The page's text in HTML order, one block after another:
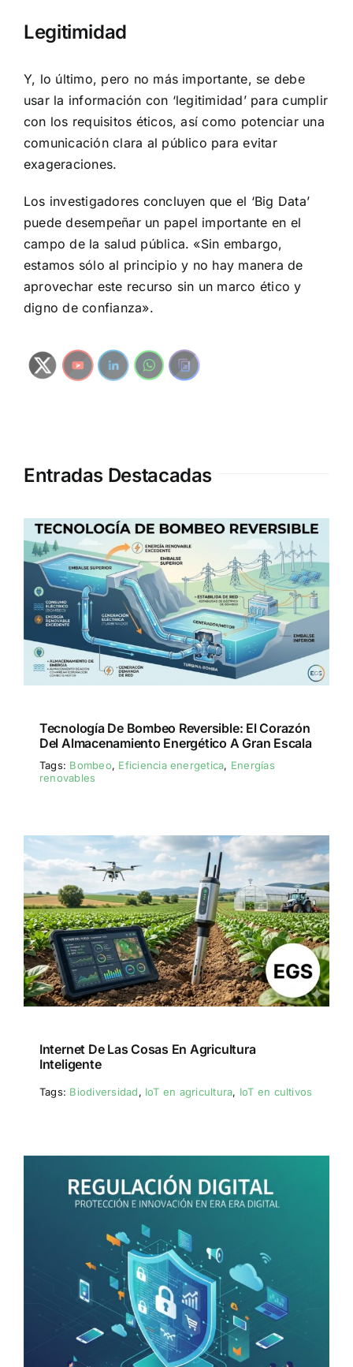
Legitimidad
Y, lo último, pero no más importante, se debe
usar la información con ‘legitimidad’ para cumplir
con los requisitos éticos, así como potenciar una
comunicación clara al público para evitar
exageraciones.
Los investigadores concluyen que el ‘Big Data’
puede desempeñar un papel importante en el
campo de la salud pública. «Sin embargo,
estamos sólo al principio y no hay manera de
aprovechar este recurso sin un marco ético y
digno de confianza».
Entradas Destacadas
Tecnología De Bombeo Reversible: El Corazón
Del Almacenamiento Energético A Gran Escala
Tags: Bombeo, Eficiencia energetica, Energías
renovables
Internet De Las Cosas En Agricultura
Inteligente
Tags: Biodiversidad, IoT en agricultura, IoT en cultivos